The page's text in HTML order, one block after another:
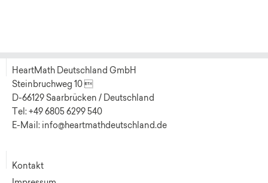
HeartMath Deutschland GmbH
Steinbruchweg 10 
D-66129 Saarbrücken / Deutschland
Tel: +49 6805 6299 540
E-Mail: info@heartmathdeutschland.de
Kontakt